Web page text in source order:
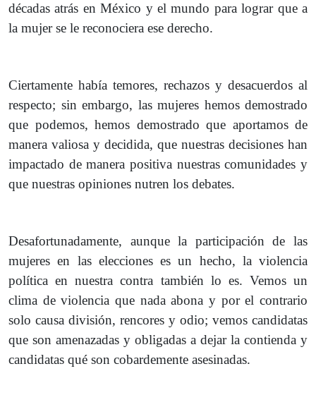
décadas atrás en México y el mundo para lograr que a
la mujer se le reconociera ese derecho.
Ciertamente había temores, rechazos y desacuerdos al
respecto; sin embargo, las mujeres hemos demostrado
que podemos, hemos demostrado que aportamos de
manera valiosa y decidida, que nuestras decisiones han
impactado de manera positiva nuestras comunidades y
que nuestras opiniones nutren los debates.
Desafortunadamente, aunque la participación de las
mujeres en las elecciones es un hecho, la violencia
política en nuestra contra también lo es. Vemos un
clima de violencia que nada abona y por el contrario
solo causa división, rencores y odio; vemos candidatas
que son amenazadas y obligadas a dejar la contienda y
candidatas qué son cobardemente asesinadas.